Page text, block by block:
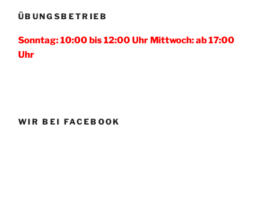
ÜBUNGSBETRIEB
Sonntag: 10:00 bis 12:00 Uhr Mittwoch: ab 17:00
Uhr
WIR BEI FACEBOOK